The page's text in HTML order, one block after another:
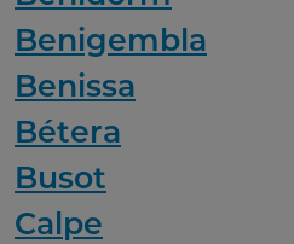
Benigembla
Benissa
Bétera
Busot
Calpe